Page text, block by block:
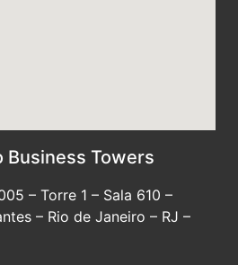
Business Towers
– Torre 1 – Sala 610 –
– Rio de Janeiro – RJ –